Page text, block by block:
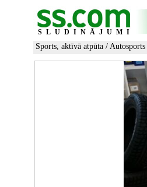
SLUDINĀJUMI
Sports, aktīvā atpūta / Autosports